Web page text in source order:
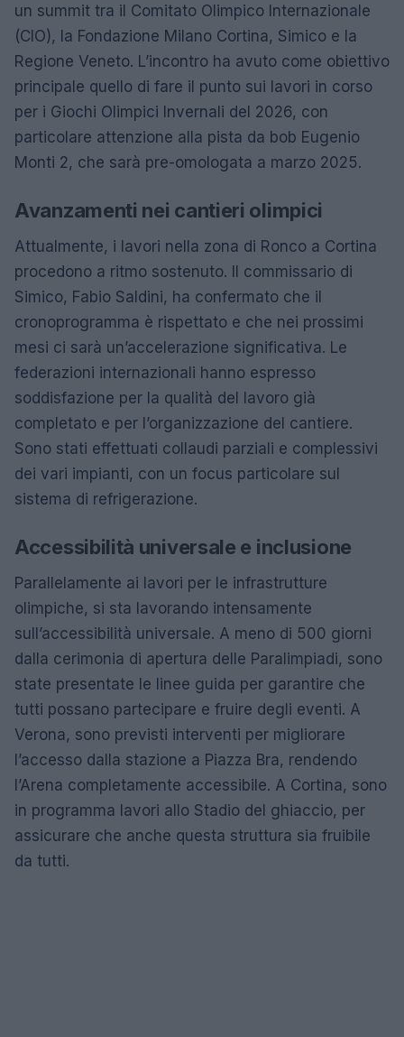
un summit tra il Comitato Olimpico Internazionale
(CIO), la Fondazione Milano Cortina, Simico e la
Regione Veneto. L’incontro ha avuto come obiettivo
principale quello di fare il punto sui lavori in corso
per i Giochi Olimpici Invernali del 2026, con
particolare attenzione alla pista da bob Eugenio
Monti 2, che sarà pre-omologata a marzo 2025.
Avanzamenti nei cantieri olimpici
Attualmente, i lavori nella zona di Ronco a Cortina
procedono a ritmo sostenuto. Il commissario di
Simico, Fabio Saldini, ha confermato che il
cronoprogramma è rispettato e che nei prossimi
mesi ci sarà un’accelerazione significativa. Le
federazioni internazionali hanno espresso
soddisfazione per la qualità del lavoro già
completato e per l’organizzazione del cantiere.
Sono stati effettuati collaudi parziali e complessivi
dei vari impianti, con un focus particolare sul
sistema di refrigerazione.
Accessibilità universale e inclusione
Parallelamente ai lavori per le infrastrutture
olimpiche, si sta lavorando intensamente
sull’accessibilità universale. A meno di 500 giorni
dalla cerimonia di apertura delle Paralimpiadi, sono
state presentate le linee guida per garantire che
tutti possano partecipare e fruire degli eventi. A
Verona, sono previsti interventi per migliorare
l’accesso dalla stazione a Piazza Bra, rendendo
l’Arena completamente accessibile. A Cortina, sono
in programma lavori allo Stadio del ghiaccio, per
assicurare che anche questa struttura sia fruibile
da tutti.